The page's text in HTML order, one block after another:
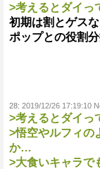
>考えるとダイっ
初期は割とゲス
ポップとの役割
28: 2019/12/26 17:19:10
>考えるとダイっ
>悟空やルフィの
か…
>大食いキャラ